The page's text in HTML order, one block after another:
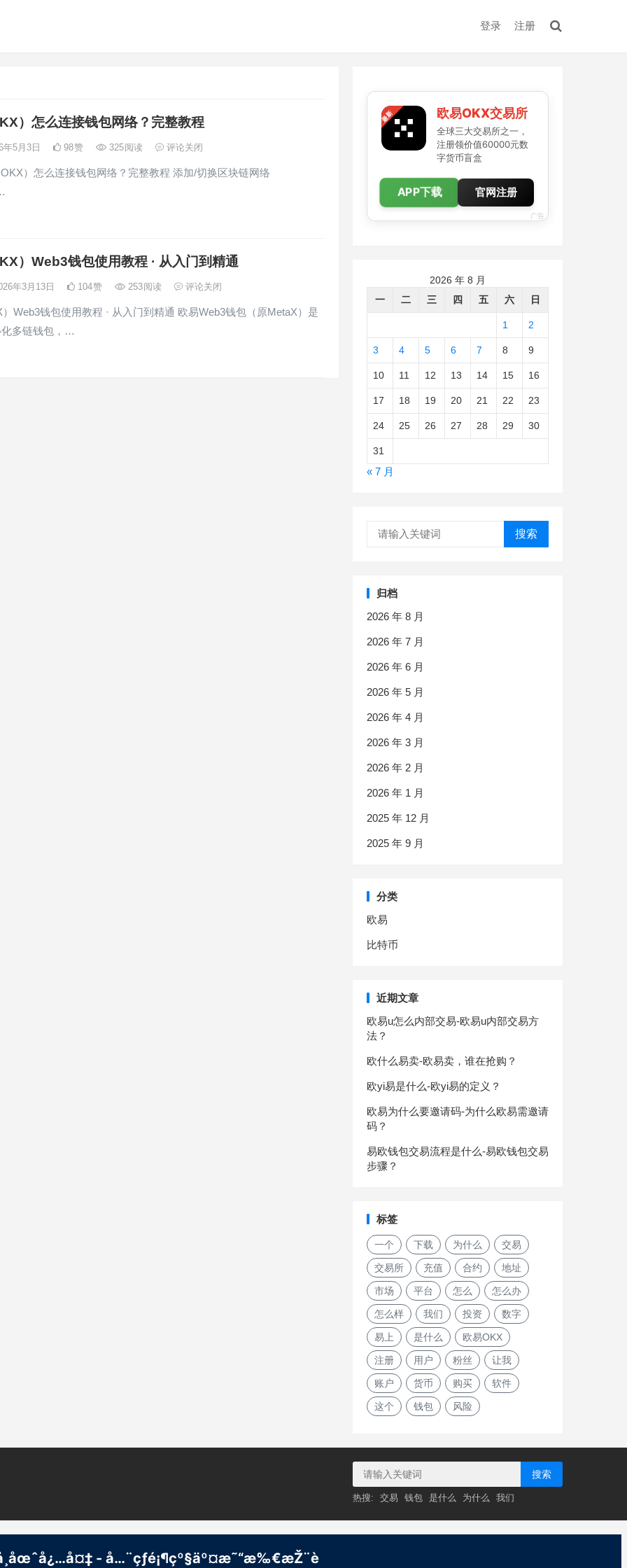
登录 注册
）怎么连接钱包网络？完整教程
年5月3日 98赞 325阅读 评论关闭
）怎么连接钱包网络？完整教程 添加/切换区块链网络
）Web3钱包使用教程 · 从入门到精通
年3月13日 104赞 253阅读 评论关闭
Web3钱包使用教程 · 从入门到精通 欧易Web3钱包（原MetaX）是
多链钱包，…
欧易OKX交易所
全球三大交易所之一，
注册领价值60000元数
字货币盲盒
APP下载 官网注册
广告
2026 年 8 月
一
二 三 四 五 六 日
1 2
3 4 5 6 7 8 9
10 11 12 13 14 15 16
17 18 19 20 21 22 23
24 25 26 27 28 29 30
31
« 7 月
搜索
归档
2026 年 8 月
2026 年 7 月
2026 年 6 月
2026 年 5 月
2026 年 4 月
2026 年 3 月
2026 年 2 月
2026 年 1 月
2025 年 12 月
2025 年 9 月
分类
欧易
比特币
近期文章
欧易u怎么内部交易-欧易u内部交易方
法？
欧什么易卖-欧易卖，谁在抢购？
欧yi易是什么-欧yi易的定义？
欧易为什么要邀请码-为什么欧易需邀请
码？
易欧钱包交易流程是什么-易欧钱包交易
步骤？
标签
一个 下载 为什么 交易
交易所 充值 合约 地址
市场 平台 怎么 怎么办
怎么样 我们 投资 数字
易上 是什么 欧易OKX
注册 用户 粉丝 让我
账户 货币 购买 软件
这个 钱包 风险
搜索
热搜: 交易 钱包 是什么 为什么 我们